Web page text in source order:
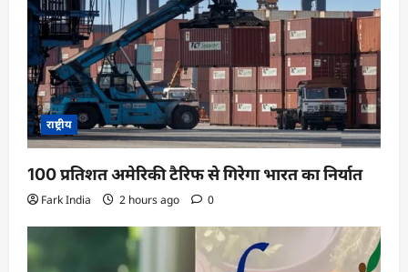
राष्ट्रीय
100 प्रतिशत अमेरिकी टैरिफ से गिरेगा भारत का निर्यात
Fark India 2 hours ago 0